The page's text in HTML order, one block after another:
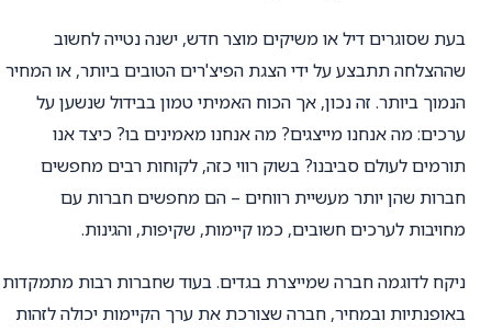
בעת שסוגרים דיל או משיקים מוצר חדש, ישנה נטייה לחשוב
שההצלחה תתבצע על ידי הצגת הפיצ'רים הטובים ביותר, או המחיר
הנמוך ביותר. זה נכון, אך הכוח האמיתי טמון בבידול שנשען על
ערכים: מה אנחנו מייצגים? מה אנחנו מאמינים בו? כיצד אנו
תורמים לעולם סביבנו? בשוק רווי כזה, לקוחות רבים מחפשים
חברות שהן יותר מעשיית רווחים – הם מחפשים חברות עם
מחויבות לערכים חשובים, כמו קיימות, שקיפות, והגינות.
ניקח לדוגמה חברה שמייצרת בגדים. בעוד שחברות רבות מתמקדות
באופנתיות ובמחיר, חברה שצורכת את ערך הקיימות יכולה לזהות